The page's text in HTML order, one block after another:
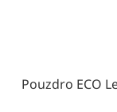
Pouzdro ECO